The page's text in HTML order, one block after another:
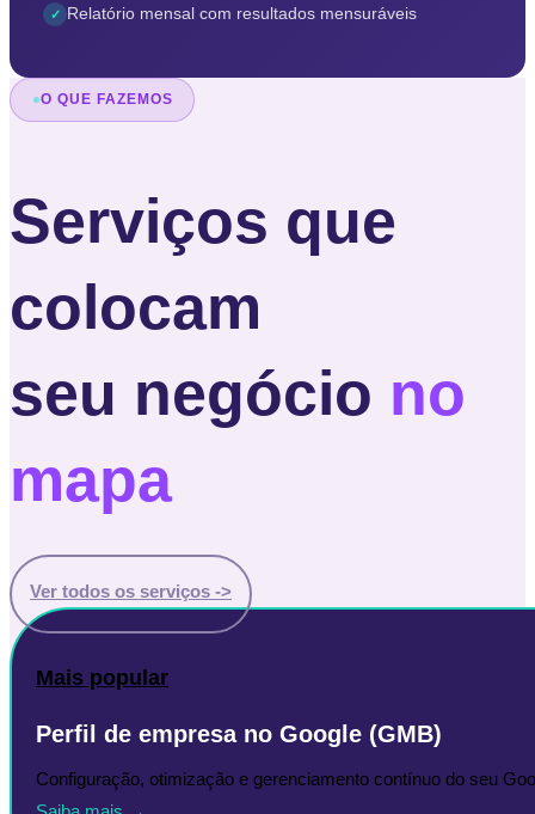
✓ Relatório mensal com resultados mensuráveis
O QUE FAZEMOS
Serviços que
colocam
seu negócio no
mapa
Ver todos os serviços ->
Mais popular
Perfil de empresa no Google (GMB)
Configuração, otimização e gerenciamento contínuo do seu